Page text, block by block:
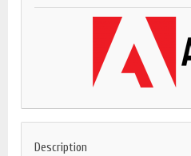
Description